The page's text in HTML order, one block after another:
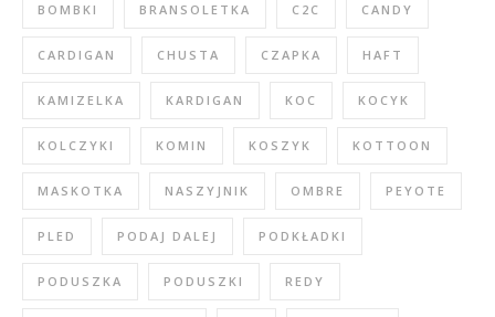
BOMBKI BRANSOLETKA C2C CANDY
CARDIGAN CHUSTA CZAPKA HAFT
KAMIZELKA KARDIGAN KOC KOCYK
KOLCZYKI KOMIN KOSZYK KOTTOON
MASKOTKA NASZYJNIK OMBRE PEYOTE
PLED PODAJ DALEJ PODKŁADKI
PODUSZKA PODUSZKI REDY